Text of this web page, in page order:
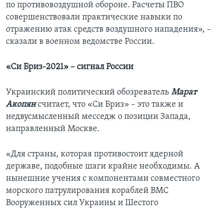
по противовоздушной обороне. Расчеты ПВО
совершенствовали практические навыки по
отражению атак средств воздушного нападения», –
сказали в военном ведомстве России.
«Си Бриз-2021» – сигнал России
Украинский политический обозреватель Марат
Акопянсчитает, что «Си Бриз» – это также и
недвусмысленный месседж о позиции Запада,
направленный Москве.
«Для страны, которая противостоит ядерной
державе, подобные шаги крайне необходимы. А
нынешние учения с компонентами совместного
морского патрулирования кораблей ВМС
Вооруженных сил Украины и Шестого